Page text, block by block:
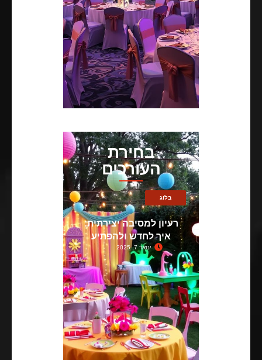
בחירת
העורכים
בלוג
רעיון למסיבה יצירתית:
איך לחדש ולהפתיע
ינואר 7, 2025